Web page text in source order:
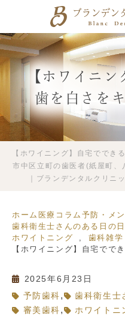
【ホワイニ
歯を白さを
【ホワイニング】自宅ででき
市中区立町の歯医者(紙屋町、
｜ブランデンタルクリニ
ホーム 医療コラム 予防・メ
歯科衛生士さんのある日の
ホワイトニング
歯科雑学
【ホワイニング】自宅でで
2025年6月23日
予防歯科 , 歯科衛生士
審美歯科 , ホワイトニ